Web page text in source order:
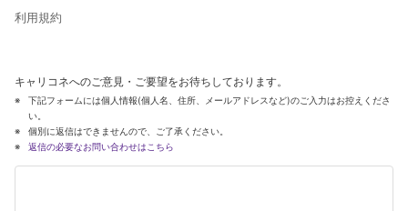
利用規約
キャリコネへのご意見・ご要望をお待ちしております。
下記フォームには個人情報(個人名、住所、メールアドレスなど)のご入力はお控えくださ
い。
個別に返信はできませんので、ご了承ください。
返信の必要なお問い合わせはこちら